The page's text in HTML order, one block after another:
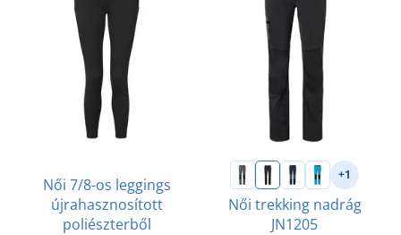
Női 7/8-os leggings
újrahasznosított
poliészterből
+1
Női trekking nadrág
JN1205